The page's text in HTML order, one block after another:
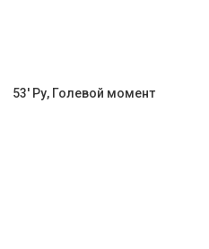
53' Ру, Голевой момент